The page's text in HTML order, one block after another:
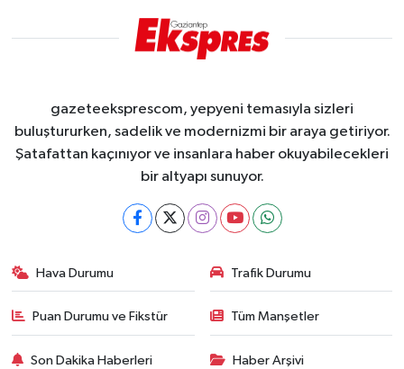
gazeteeksprescom, yepyeni temasıyla sizleri
buluştururken, sadelik ve modernizmi bir araya getiriyor.
Şatafattan kaçınıyor ve insanlara haber okuyabilecekleri
bir altyapı sunuyor.
Hava Durumu Trafik Durumu
Puan Durumu ve Fikstür Tüm Manşetler
Son Dakika Haberleri Haber Arşivi